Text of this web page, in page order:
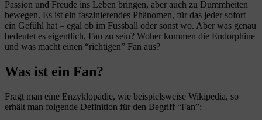
Passion und Freude ins Leben bringen, aber auch zu Dummheiten
bewegen. Es ist ein faszinierendes Phänomen, für das jeder sofort
ein Gefühl hat – egal ob im Fussball oder sonst wo. Aber was genau
bedeutet es eigentlich, Fan zu sein? Woher kommen die Endorphine
und was macht einen “richtigen” Fan aus?
Was ist ein Fan?
Fragt man eine Enzyklopädie, wie beispielsweise Wikipedia, so
erhält man folgende Definition für den Begriff “Fan”: